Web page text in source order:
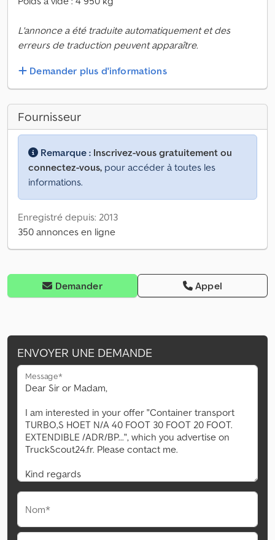
L'annonce a été traduite automatiquement et des
erreurs de traduction peuvent apparaître.
Demander plus d'informations
Fournisseur
Remarque : Inscrivez-vous gratuitement ou
connectez-vous, pour accéder à toutes les
informations.
Enregistré depuis: 2013
350 annonces en ligne
Demander Appel
ENVOYER UNE DEMANDE
Message*
Nom*